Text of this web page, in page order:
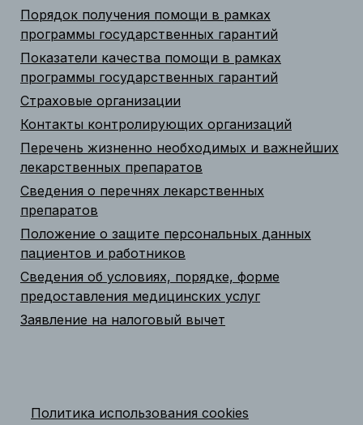
Порядок получения помощи в рамках
программы государственных гарантий
Показатели качества помощи в рамках
программы государственных гарантий
Страховые организации
Контакты контролирующих организаций
Перечень жизненно необходимых и важнейших
лекарственных препаратов
Сведения о перечнях лекарственных
препаратов
Положение о защите персональных данных
пациентов и работников
Сведения об условиях, порядке, форме
предоставления медицинских услуг
Заявление на налоговый вычет
Политика использования cookies